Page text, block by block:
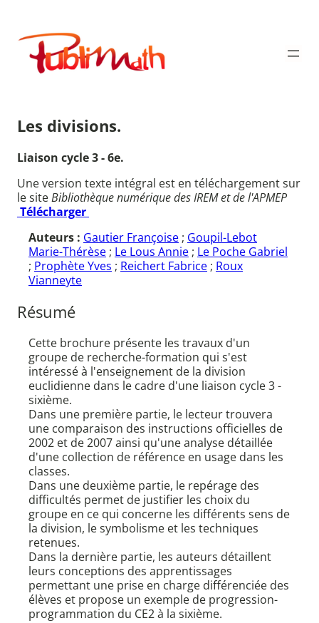
contenu
Publimath
Les divisions.
Liaison cycle 3 - 6e.
Une version texte intégral est en téléchargement sur
le siteBibliothèque numérique des IREM et de l'APMEP
Télécharger
Auteurs : Gautier Françoise ; Goupil-Lebot
Marie-Thérèse ; Le Lous Annie ; Le Poche Gabriel
; Prophète Yves ; Reichert Fabrice ; Roux
Vianneyte
Résumé
Cette brochure présente les travaux d'un
groupe de recherche-formation qui s'est
intéressé à l'enseignement de la division
euclidienne dans le cadre d'une liaison cycle 3 -
sixième.
Dans une première partie, le lecteur trouvera
une comparaison des instructions officielles de
2002 et de 2007 ainsi qu'une analyse détaillée
d'une collection de référence en usage dans les
classes.
Dans une deuxième partie, le repérage des
difficultés permet de justifier les choix du
groupe en ce qui concerne les différents sens de
la division, le symbolisme et les techniques
retenues.
Dans la dernière partie, les auteurs détaillent
leurs conceptions des apprentissages
permettant une prise en charge différenciée des
élèves et propose un exemple de progression-
programmation du CE2 à la sixième.